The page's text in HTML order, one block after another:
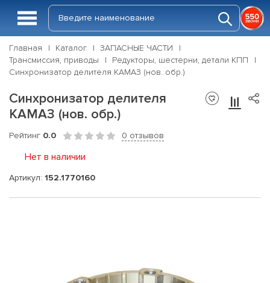
Главная Каталог
ЗАПАСНЫЕ ЧАСТИ
Трансмиссия, приводы
Редукторы, шестерни, детали КПП
Синхронизатор делителя КАМАЗ (нов. обр.)
Синхронизатор делителя
КАМАЗ (нов. обр.)
Рейтинг 0.0 0 отзывов
Нет в наличии
Артикул: 152.1770160